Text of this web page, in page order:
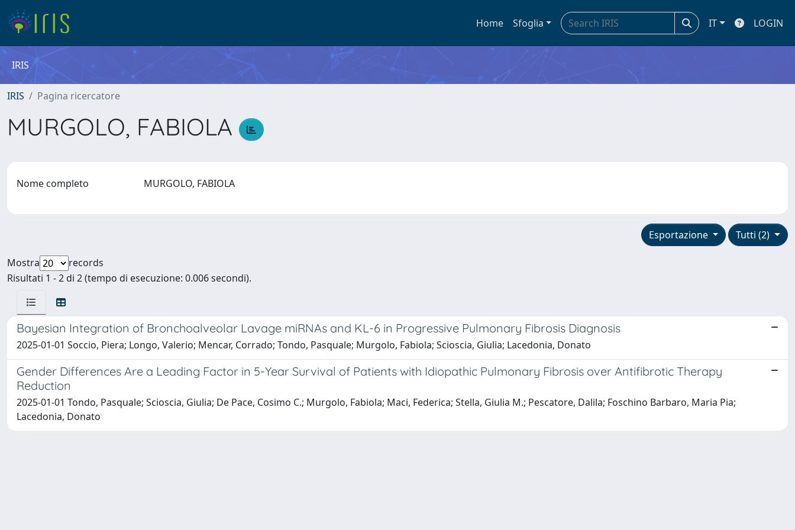
Home Sfoglia IT LOGIN
IRIS
IRIS Pagina ricercatore
MURGOLO, FABIOLA
Nome completo MURGOLO, FABIOLA
Tutti (2)
Esportazione
Mostra
records
Risultati 1 - 2 di 2 (tempo di esecuzione: 0.006 secondi).
Bayesian Integration of Bronchoalveolar Lavage miRNAs and KL-6 in Progressive Pulmonary Fibrosis Diagnosis
2025-01-01 Soccio, Piera; Longo, Valerio; Mencar, Corrado; Tondo, Pasquale; Murgolo, Fabiola; Scioscia, Giulia; Lacedonia, Donato
Gender Differences Are a Leading Factor in 5-Year Survival of Patients with Idiopathic Pulmonary Fibrosis over Antifibrotic Therapy
Reduction
2025-01-01 Tondo, Pasquale; Scioscia, Giulia; De Pace, Cosimo C.; Murgolo, Fabiola; Maci, Federica; Stella, Giulia M.; Pescatore, Dalila; Foschino Barbaro, Maria Pia;
Lacedonia, Donato